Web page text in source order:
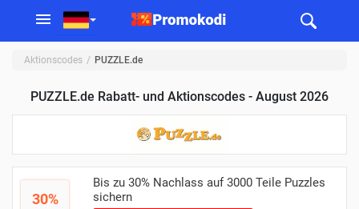
Aktionscodes PUZZLE.de
PUZZLE.de Rabatt- und Aktionscodes - August 2026
30%
Bis zu 30% Nachlass auf 3000 Teile Puzzles
sichern